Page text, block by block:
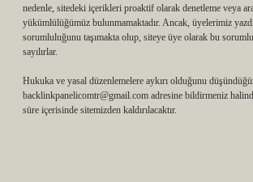
nedenle, sitedeki içerikleri proaktif olarak denetleme veya
yükümlülüğümüz bulunmamaktadır. Ancak, üyelerimiz
sorumluluğunu taşımakta olup, siteye üye olarak bu
sayılırlar.
Hukuka ve yasal düzenlemelere aykırı olduğunu
backlinkpanelicomtr@gmail.com adresine bildirmeniz
süre içerisinde sitemizden kaldırılacaktır.